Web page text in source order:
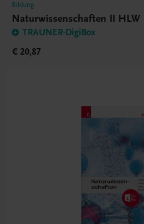
Bildung
Naturwissenschaften II HLW
TRAUNER-DigiBox
€ 20,87